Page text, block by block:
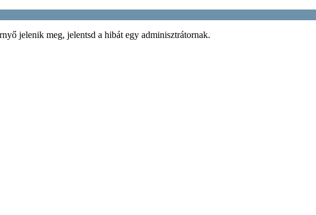
jelenik meg, jelentsd a hibát egy adminisztrátornak.